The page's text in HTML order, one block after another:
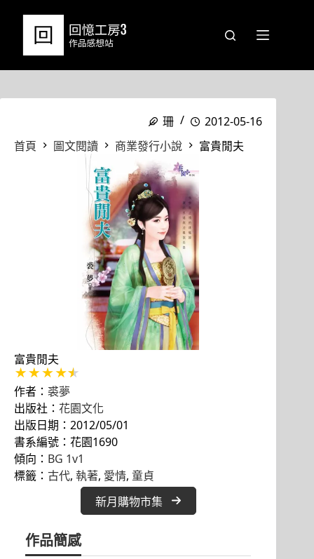
珊
2012-05-16
首頁
圖文閱讀 商業發行小說 富貴閒夫
富貴閒夫
作者： 裘夢
出版社： 花園文化
出版日期：2012/05/01
書系編號：花園1690
傾向： BG 1v1
標籤： 古代, 執著, 愛情, 童貞
新月購物市集
作品簡感